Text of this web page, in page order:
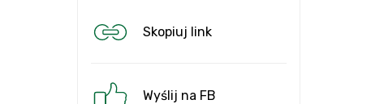
Skopiuj link
Wyślij na FB